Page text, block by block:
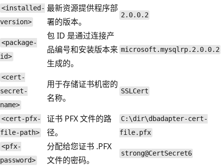
<installed-
version>
最新资源提供程序部
署的版本。
2.0.0.2
<package-
id>
包 ID 是通过连接产
品编号和安装版本来
生成的。
microsoft.mysqlrp.2.0.0.2
<cert-
secret-
name>
用于存储证书机密的
名称。
SSLCert
<cert-pfx-
file-path>
证书 PFX 文件的路
径。
C:\dir\dbadapter-cert-
file.pfx
<pfx-
password>
分配给您证书 .PFX
文件的密码。
strong@CertSecret6